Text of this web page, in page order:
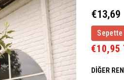
€13,69
€10,95
DIĞER